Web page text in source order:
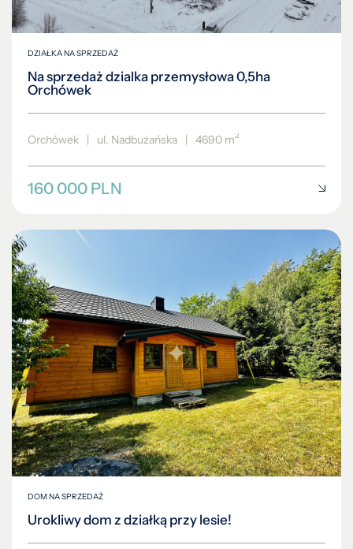
DZIAŁKA NA SPRZEDAŻ
Na sprzedaż dzialka przemysłowa 0,5ha
Orchówek
Orchówek | ul. Nadbużańska | 4690 m2
160 000 PLN
DOM NA SPRZEDAŻ
Urokliwy dom z działką przy lesie!